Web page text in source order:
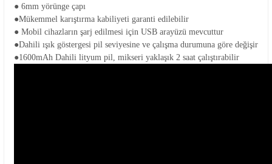
● 6mm yörünge çapı
●Mükemmel karıştırma kabiliyeti garanti edilebilir
● Mobil cihazların şarj edilmesi için USB arayüzü mevcuttur
●Dahili ışık göstergesi pil seviyesine ve çalışma durumuna göre değişir
●1600mAh Dahili lityum pil, mikseri yaklaşık 2 saat çalıştırabilir